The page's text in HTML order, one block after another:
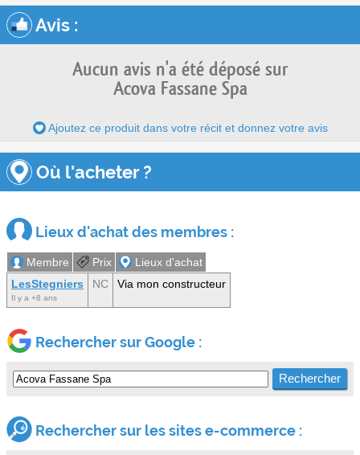
Avis :
Aucun avis n'a été déposé sur
Acova Fassane Spa
Ajoutez ce produit dans votre récit et donnez votre avis
Où l'acheter ?
Lieux d'achat des membres :
Membre Prix
Lieux d'achat
LesStegniers
Il y a +8 ans
NC Via mon constructeur
Rechercher sur Google :
Rechercher sur les sites e-commerce :